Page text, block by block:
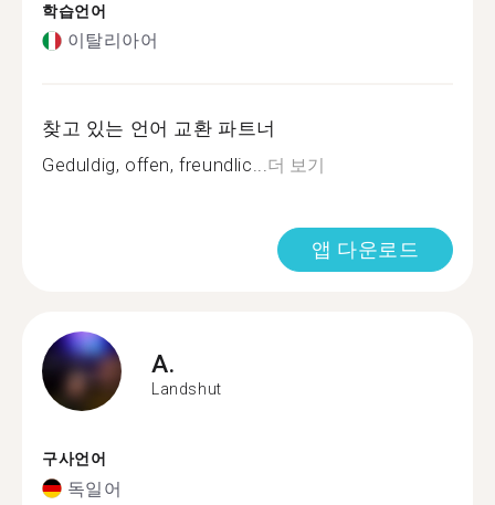
학습언어
이탈리아어
찾고 있는 언어 교환 파트너
Geduldig, offen, freundlic...더 보기
앱 다운로드
A.
Landshut
구사언어
독일어